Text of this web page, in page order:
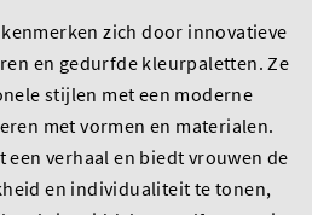
zich door innovatieve
en gedurfde kleurpaletten. Ze
stijlen met een moderne
met vormen en materialen.
een verhaal en biedt vrouwen de
en individualiteit te tonen,